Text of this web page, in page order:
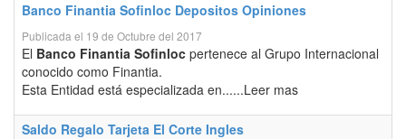
Banco Finantia Sofinloc Depositos Opiniones
Publicada el 19 de Octubre del 2017
El Banco Finantia Sofinloc pertenece al Grupo Internacional
conocido como Finantia.
Esta Entidad está especializada en......Leer mas
Saldo Regalo Tarjeta El Corte Ingles